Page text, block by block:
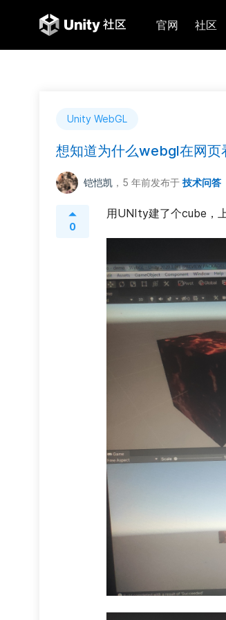
官网 社区
Unity WebGL
想知道为什么webgl在网页
铠恺凯 ，5 年前发布于 技术问答
0
用UNIty建了个cube，